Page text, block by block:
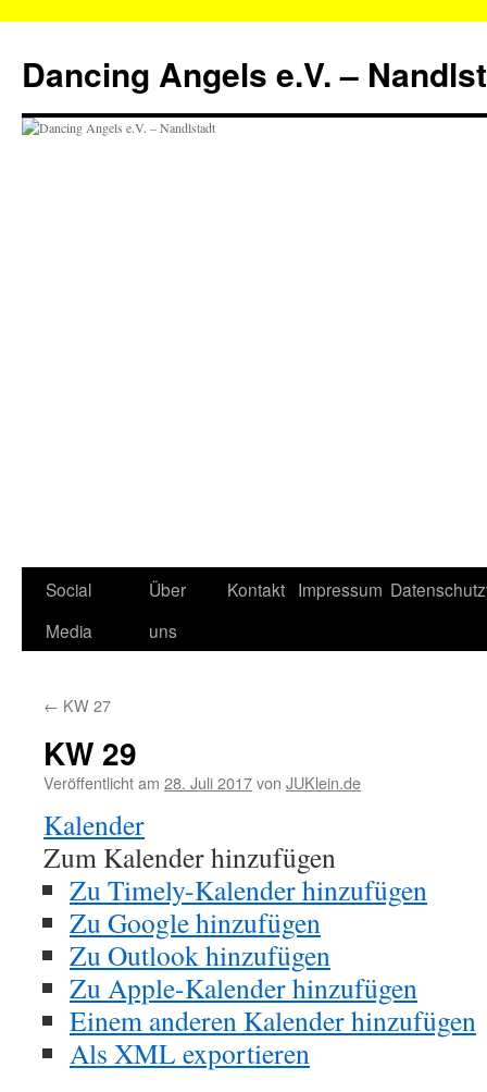
springen
Dancing Angels e.V. –
Social
Media
Über
uns
Kontakt Impressum
← KW 27
KW 29
Veröffentlicht am 28. Juli 2017von JUKlein.de
Kalender
Zum Kalender hinzufügen
Zu Timely-Kalender hinzufügen
Zu Google hinzufügen
Zu Outlook hinzufügen
Zu Apple-Kalender hinzufügen
Einem anderen Kalender hinzufügen
Als XML exportieren